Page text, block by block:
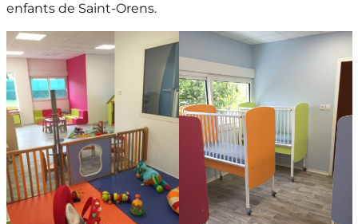
enfants de Saint-Orens.